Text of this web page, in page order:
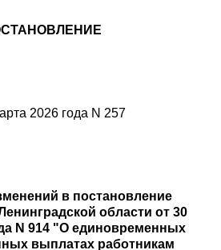
2026 года N 257
в постановление
области от 30
N 914 "О единовременных
выплатах работникам